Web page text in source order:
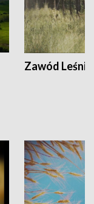
Zawód Leśnik